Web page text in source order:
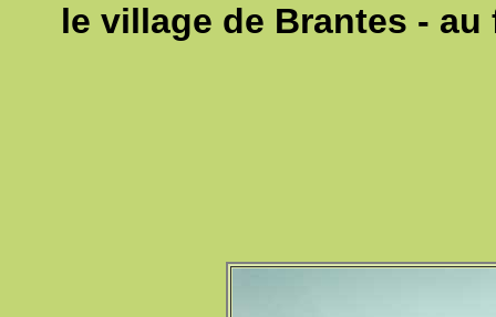
le village de Brantes -